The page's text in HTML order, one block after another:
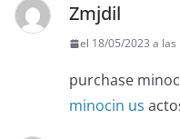
Zmjdil
el 18/05/2023 a las
purchase
minocin us